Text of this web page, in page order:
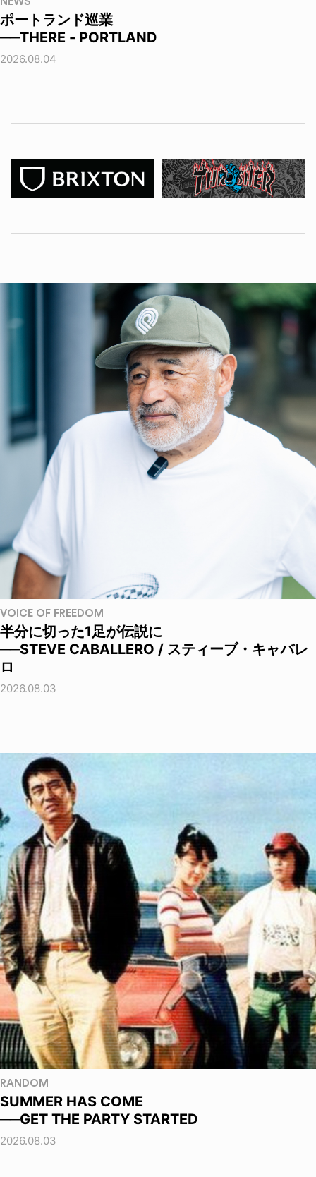
ポートランド巡業
──THERE - PORTLAND
2026.08.04
VOICE OF FREEDOM
半分に切った1足が伝説に
──STEVE CABALLERO / スティーブ・キャバレ
ロ
2026.08.03
RANDOM
SUMMER HAS COME
──GET THE PARTY STARTED
2026.08.03